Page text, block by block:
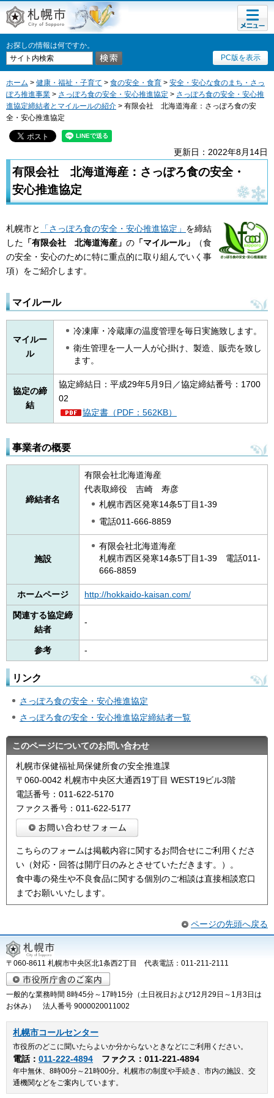
札幌市
お探しの情報は何ですか。
PC版を表示
メニュ
ー
ホーム > 健康・福祉・子育て > 食の安全・食育 > 安全・安心な食のまち・さっ
ぽろ推進事業 > さっぽろ食の安全・安心推進協定 > さっぽろ食の安全・安心推
進協定締結者とマイルールの紹介 > 有限会社 北海道海産：さっぽろ食の安
全・安心推進協定
更新日：2022年8月14日
有限会社 北海道海産：さっぽろ食の安全・
安心推進協定
札幌市と 「さっぽろ食の安全・安心推進協定」 を締結
した 「有限会社 北海道海産」 の 「マイルール」
（食
の安全・安心のために特に重点的に取り組んでいく事
項）をご紹介します。
マイルール
マイルー
ル
冷凍庫・冷蔵庫の温度管理を毎日実施致します。
衛生管理を一人一人が心掛け、製造、販売を致し
ます。
協定の締
結
協定締結日：平成29年5月9日／協定締結番号：1700
02
協定書（PDF：562KB）
事業者の概要
締結者名
有限会社北海道海産
代表取締役 吉崎 寿彦
札幌市西区発寒14条5丁目1-39
電話011-666-8859
施設
有限会社北海道海産
札幌市西区発寒14条5丁目1-39 電話011-
666-8859
ホームページ http://hokkaido-kaisan.com/
関連する協定締
結者
-
参考 -
リンク
さっぽろ食の安全・安心推進協定
さっぽろ食の安全・安心推進協定締結者一覧
このページについてのお問い合わせ
札幌市保健福祉局保健所食の安全推進課
〒060-0042 札幌市中央区大通西19丁目 WEST19ビル3階
電話番号：011-622-5170
ファクス番号：011-622-5177
こちらのフォームは掲載内容に関するお問合せにご利用くださ
い（対応・回答は開庁日のみとさせていただきます。）。
食中毒の発生や不良食品に関する個別のご相談は直接相談窓口
までお願いいたします。
ページの先頭へ戻る
〒060-8611 札幌市中央区北1条西2丁目 代表電話：011-211-2111
一般的な業務時間 8時45分～17時15分（土日祝日および12月29日～1月3日は
お休み） 法人番号 9000020011002
札幌市コールセンター
市役所のどこに聞いたらよいか分からないときなどにご利用ください。
電話： 011-222-4894 ファクス：011-221-4894
年中無休、8時00分～21時00分。札幌市の制度や手続き、市内の施設、交
通機関などをご案内しています。